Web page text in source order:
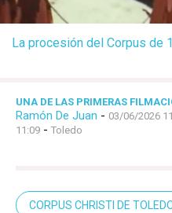
La procesión del Corpus de
UNA DE LAS PRIMERAS
Ramón De Juan - 03/06/2026
11:09 - Toledo
CORPUS CHRISTI DE